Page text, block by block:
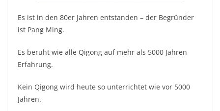
Es ist in den 80er Jahren entstanden – der Begründer
ist Pang Ming.
Es beruht wie alle Qigong auf mehr als 5000 Jahren
Erfahrung.
Kein Qigong wird heute so unterrichtet wie vor 5000
Jahren.